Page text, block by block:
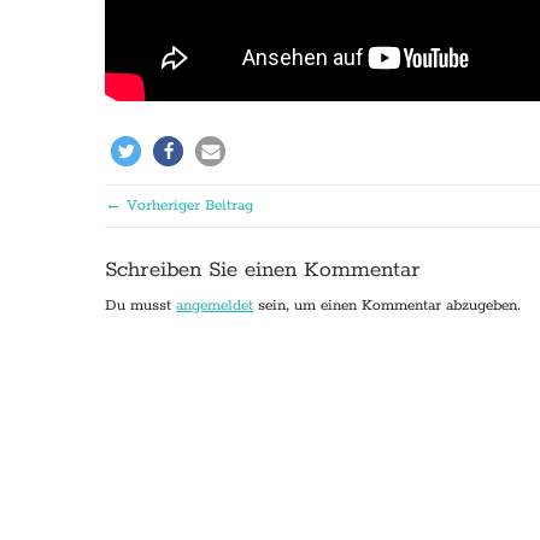
← Vorheriger Beitrag
Schreiben Sie einen Kommentar
Du musst angemeldet sein, um einen Kommentar abzugeben.